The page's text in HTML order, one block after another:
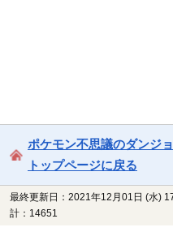
ポケモン不思議のダンジ
トップページに戻る
最終更新日：2021年12月01日 (水)
計：14651